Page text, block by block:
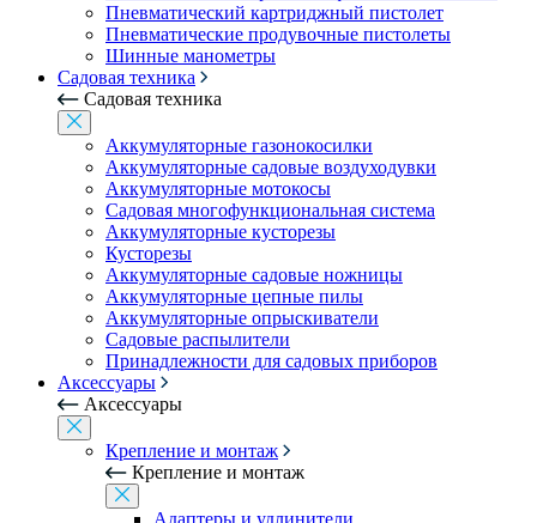
Пневматический картриджный пистолет
Пневматические продувочные пистолеты
Шинные манометры
Садовая техника
Садовая техника
Аккумуляторные газонокосилки
Аккумуляторные садовые воздуходувки
Аккумуляторные мотокосы
Садовая многофункциональная система
Аккумуляторные кусторезы
Кусторезы
Аккумуляторные садовые ножницы
Аккумуляторные цепные пилы
Аккумуляторные опрыскиватели
Садовые распылители
Принадлежности для садовых приборов
Аксессуары
Аксессуары
Крепление и монтаж
Крепление и монтаж
Адаптеры и удлинители